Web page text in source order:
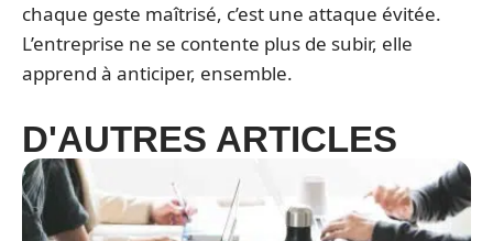
chaque geste maîtrisé, c’est une attaque évitée.
L’entreprise ne se contente plus de subir, elle
apprend à anticiper, ensemble.
D'AUTRES ARTICLES